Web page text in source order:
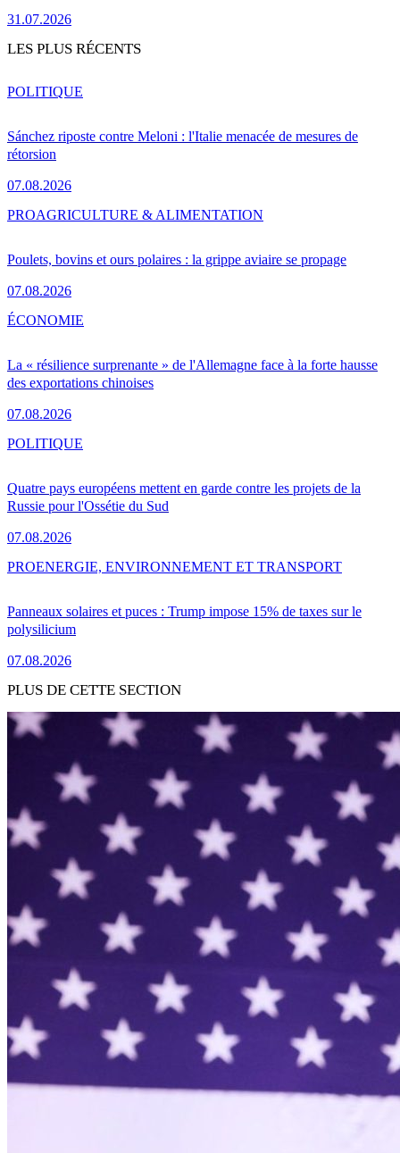
31.07.2026
LES PLUS RÉCENTS
Sánchez riposte contre Meloni : l'Italie menacée de mesures de
rétorsion
07.08.2026
POLITIQUE
Poulets, bovins et ours polaires : la grippe aviaire se propage
07.08.2026
PROAGRICULTURE & ALIMENTATION
La « résilience surprenante » de l'Allemagne face à la forte hausse
des exportations chinoises
07.08.2026
ÉCONOMIE
Quatre pays européens mettent en garde contre les projets de la
Russie pour l'Ossétie du Sud
07.08.2026
POLITIQUE
Panneaux solaires et puces : Trump impose 15% de taxes sur le
polysilicium
07.08.2026
PROENERGIE, ENVIRONNEMENT ET TRANSPORT
PLUS DE CETTE SECTION